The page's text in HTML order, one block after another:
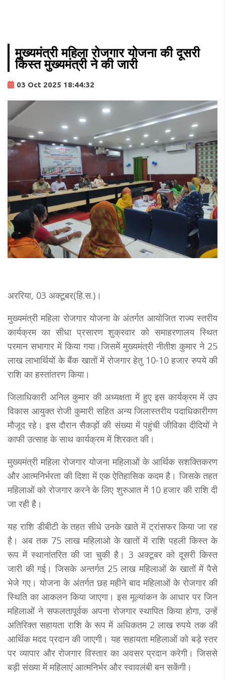
मुख्यमंत्री महिला रोजगार योजना की दूसरी
किस्त मुख्यमंत्री ने की जारी
03 Oct 2025 18:44:32
अररिया, 03 अक्टूबर(हि.स.)।
मुख्यमंत्री महिला रोजगार योजना के अंतर्गत आयोजित राज्य स्तरीय
कार्यक्रम का सीधा प्रसारण शुक्रवार को समाहरणालय स्थित
परमान सभागार में किया गया।जिसमें मुख्यमंत्री नीतीश कुमार ने 25
लाख लाभार्थियों के बैंक खातों में रोजगार हेतु 10-10 हजार रुपये की
राशि का हस्तांतरण किया।
जिलाधिकारी अनिल कुमार की अध्यक्षता में हुए इस कार्यक्रम में उप
विकास आयुक्त रोजी कुमारी सहित अन्य जिलास्तरीय पदाधिकारीगण
मौजूद रहे। इस दौरान सैकड़ों की संख्या में पहुंची जीविका दीदियों ने
काफी उत्साह के साथ कार्यक्रम में शिरकत की।
मुख्यमंत्री महिला रोजगार योजना महिलाओं के आर्थिक सशक्तिकरण
और आत्मनिर्भरता की दिशा में एक ऐतिहासिक कदम है। जिसके तहत
महिलाओं को रोजगार करने के लिए शुरुआत में 10 हजार की राशि दी
जा रही है।
यह राशि डीबीटी के तहत सीधे उनके खाते में ट्रांसफर किया जा रह
है। अब तक 75 लाख महिलाओ के खातों में राशि पहली किस्त के
रूप में स्थानांतरित की जा चुकी है। 3 अक्टूबर को दूसरी किस्त
जारी की गई। जिसके अन्तर्गत 25 लाख महिलाओं के खातों में पैसे
भेजे गए। योजना के अंतर्गत छह महीने बाद महिलाओं के रोजगार की
स्थिति का आकलन किया जाएगा। इस मूल्यांकन के आधार पर जिन
महिलाओं ने सफलतापूर्वक अपना रोजगार स्थापित किया होगा, उन्हें
अतिरिक्त सहायता राशि के रूप में अधिकतम 2 लाख रुपये तक की
आर्थिक मदद प्रदान की जाएगी। यह सहायता महिलाओं को बड़े स्तर
पर व्यापार और रोजगार विस्तार का अवसर प्रदान करेगी। जिससे
बड़ी संख्या में महिलाएं आत्मनिर्भर और स्वावलंबी बन सकेंगी।